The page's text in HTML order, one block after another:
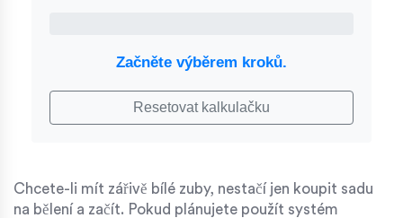
Začněte výběrem kroků.
Resetovat kalkulačku
Chcete-li mít zářivě bílé zuby, nestačí jen koupit sadu
na bělení a začít. Pokud plánujete použít systém